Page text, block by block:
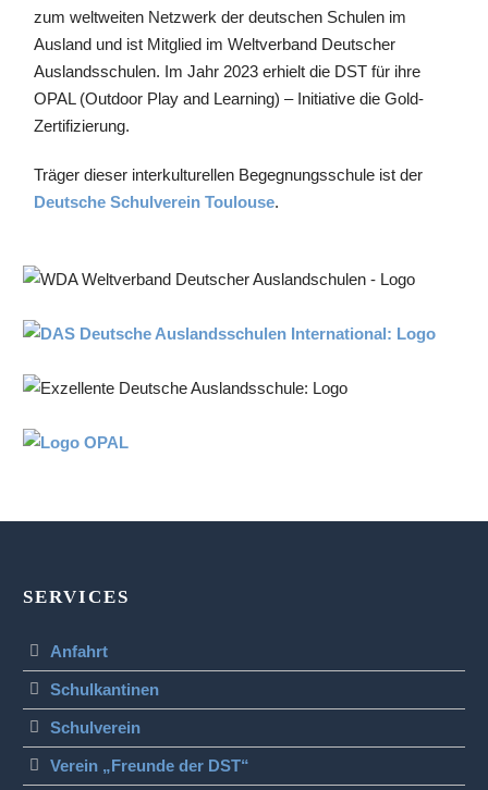
zum weltweiten Netzwerk der deutschen Schulen im
Ausland und ist Mitglied im Weltverband Deutscher
Auslandsschulen. Im Jahr 2023 erhielt die DST für ihre
OPAL (Outdoor Play and Learning) – Initiative die Gold-
Zertifizierung.
Träger dieser interkulturellen Begegnungsschule ist der
Deutsche Schulverein Toulouse.
SERVICES
Anfahrt
Schulkantinen
Schulverein
Verein „Freunde der DST“